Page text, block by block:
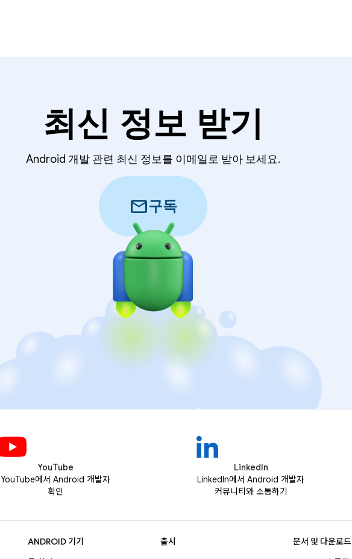
최신 정보 받기
Android 개발 관련 최신 정보를 이메일로 받아 보세요.
mail구독
YouTube
YouTube에서 Android 개발자
확인
LinkedIn
LinkedIn에서 Android 개발자
커뮤니티와 소통하기
ANDROID 기기
출시
문서 및 다운로드